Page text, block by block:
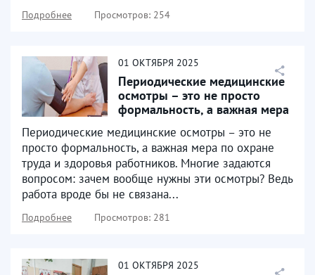
Подробнее Просмотров: 254
01 ОКТЯБРЯ 2025
Периодические медицинские
осмотры – это не просто
формальность, а важная мера
Периодические медицинские осмотры – это не
просто формальность, а важная мера по охране
труда и здоровья работников. Многие задаются
вопросом: зачем вообще нужны эти осмотры? Ведь
работа вроде бы не связана...
Подробнее Просмотров: 281
01 ОКТЯБРЯ 2025